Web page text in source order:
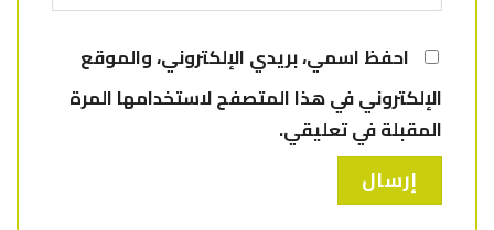
احفظ اسمي، بريدي الإلكتروني، والموقع
الإلكتروني في هذا المتصفح لاستخدامها المرة
المقبلة في تعليقي.